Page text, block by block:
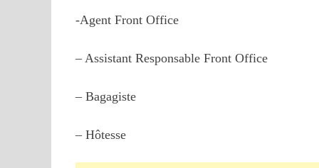
-Agent Front
– Assistant Responsable Front
–
–